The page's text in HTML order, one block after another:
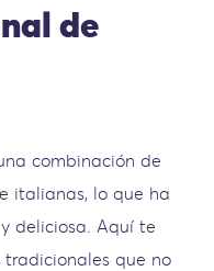
de
combinación de
italianas, lo que ha
deliciosa. Aquí te
que no